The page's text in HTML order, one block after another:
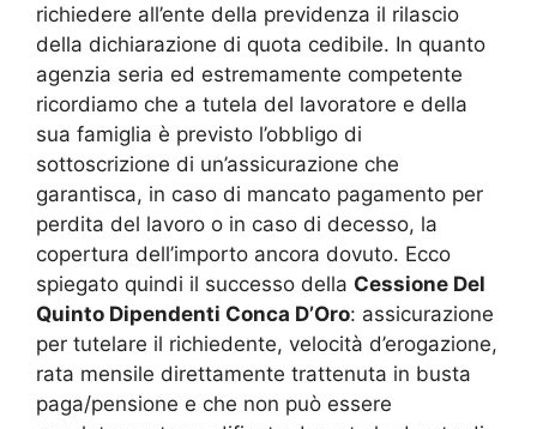
richiedere all’ente della previdenza il rilascio
della dichiarazione di quota cedibile. In quanto
agenzia seria ed estremamente competente
ricordiamo che a tutela del lavoratore e della
sua famiglia è previsto l’obbligo di
sottoscrizione di un’assicurazione che
garantisca, in caso di mancato pagamento per
perdita del lavoro o in caso di decesso, la
copertura dell’importo ancora dovuto. Ecco
spiegato quindi il successo della Cessione Del
Quinto Dipendenti Conca D’Oro: assicurazione
per tutelare il richiedente, velocità d’erogazione,
rata mensile direttamente trattenuta in busta
paga/pensione e che non può essere